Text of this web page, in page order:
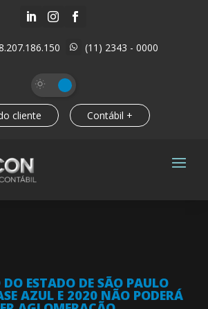
  
 (11) 2343 - 0000
cliente Contábil +
ESTADO DE SÃO PAULO
AZUL E 2020 NÃO PODERÁ